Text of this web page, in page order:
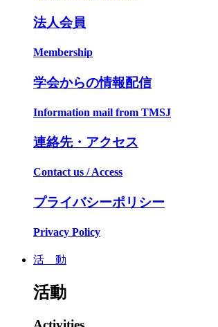
法人会員
Membership
学会からの情報配信
Information mail from TMSJ
連絡先・アクセス
Contact us / Access
プライバシーポリシー
Privacy Policy
活 動
活動